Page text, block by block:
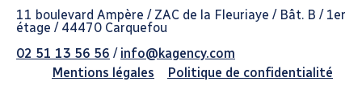
11 boulevard Ampère / ZAC de la Fleuriaye / Bât. B / 1er
étage / 44470 Carquefou
02 51 13 56 56 / info@kagency.com
Mentions légales
Politique de confidentialité